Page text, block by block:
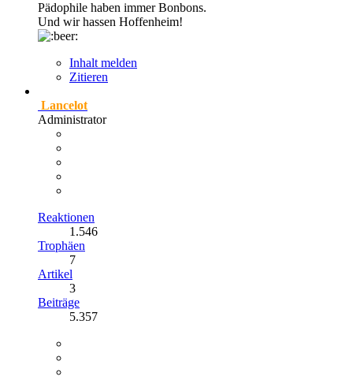
Pädophile haben immer Bonbons.
Und wir hassen Hoffenheim!
Inhalt melden
Zitieren
Lancelot
Administrator
Reaktionen
1.546
Trophäen
7
Artikel
3
Beiträge
5.357